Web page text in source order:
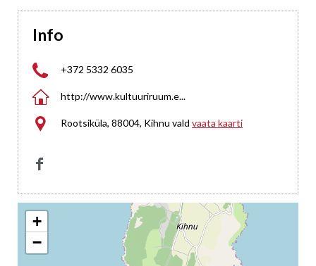
Info
 +372 5332 6035
 http://www.kultuuriruum.e...
 Rootsiküla, 88004, Kihnu vald vaata kaarti

+
−